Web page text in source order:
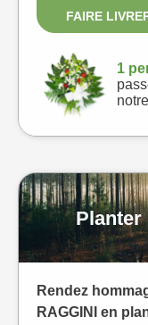
FAIRE
1
Planter
Rendez
RAGGINI en